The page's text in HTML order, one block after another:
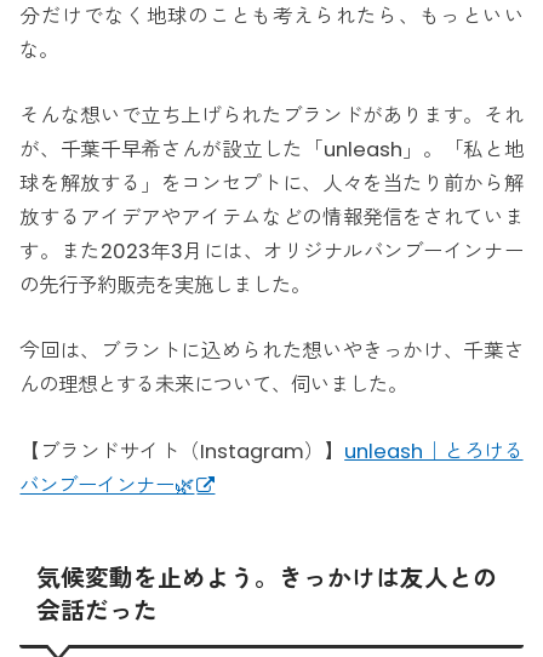
分だけでなく地球のことも考えられたら、もっといい
な。
そんな想いで立ち上げられたブランドがあります。それ
が、千葉千早希さんが設立した「unleash」。「私と地
球を解放する」をコンセプトに、人々を当たり前から解
放するアイデアやアイテムなどの情報発信をされていま
す。また2023年3月には、オリジナルバンブーインナー
の先行予約販売を実施しました。
今回は、ブラントに込められた想いやきっかけ、千葉さ
んの理想とする未来について、伺いました。
【ブランドサイト（Instagram）】 unleash｜とろける
バンブーインナー🌿
気候変動を止めよう。きっかけは友人との
会話だった